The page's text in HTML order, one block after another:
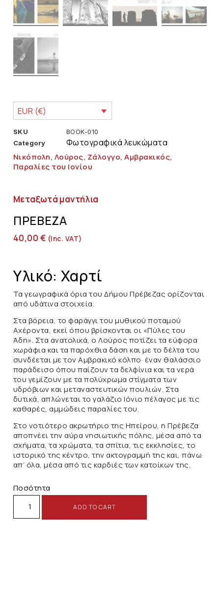
EUR (€)
SKU
BOOK-010
Category
Φωτογραφικά λευκώματα
Νικόπολη, Λούρος, Ζάλογγο, Αμβρακικός,
Παραλίες του Ιονίου
Μεταξωτά μαντήλια
ΠΡΈΒΕΖΑ
40,00 € (inc. VAT)
Υλικό: Χαρτί
Τα γεωγραφικά όρια του Δήμου Πρέβεζας ορίζονται
από υδάτινα στοιχεία.
Στα βόρεια, το φαράγγι του μυθικού ποταμού
Αχέροντα, εκεί όπου βρίσκονται οι «Πύλες του
Άδη». Στα ανατολικά, ο Λούρος ποτίζει τα εύφορα
χωράφια και τα παρόχθια δάση και με το δέλτα του
συνδέεται με τον Αμβρακικό κόλπο· έναν θαλάσσιο
παράδεισο όπου παίζουν τα δελφίνια και τα νερά
του γεμίζουν με τα πολύχρωμα στίγματα των
υδρόβιων και μεταναστευτικών πουλιών. Στα
δυτικά, απλώνεται το γαλάζιο Ιόνιο πέλαγος με τις
καθαρές, αμμώδεις παραλίες του.
Στο νοτιότερο ακρωτήριο της Ηπείρου, η Πρέβεζα
αποπνέει την αύρα νησιωτικής πόλης, μέσα από τα
σχήματα, τα χρώματα, τα σπίτια, τις εκκλησίες, το
ιστορικό της κέντρο, την ακτογραμμή της και, πάνω
απ’ όλα, μέσα από τις καρδιές των κατοίκων της.
Ποσότητα
ADD TO CART